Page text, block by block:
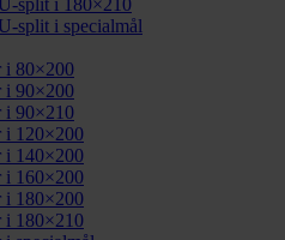
U-split i 180×210
U-split i specialmål
i 80×200
i 90×200
i 90×210
i 120×200
i 140×200
i 160×200
i 180×200
i 180×210